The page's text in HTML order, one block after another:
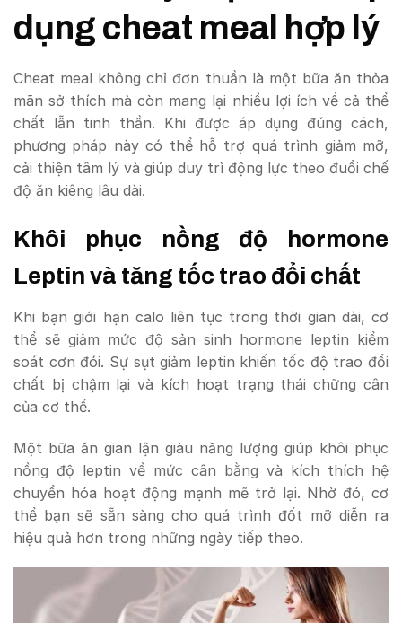
dụng cheat meal hợp lý
Cheat meal không chỉ đơn thuần là một bữa ăn thỏa
mãn sở thích mà còn mang lại nhiều lợi ích về cả thể
chất lẫn tinh thần. Khi được áp dụng đúng cách,
phương pháp này có thể hỗ trợ quá trình giảm mỡ,
cải thiện tâm lý và giúp duy trì động lực theo đuổi chế
độ ăn kiêng lâu dài.
Khôi phục nồng độ hormone
Leptin và tăng tốc trao đổi chất
Khi bạn giới hạn calo liên tục trong thời gian dài, cơ
thể sẽ giảm mức độ sản sinh hormone leptin kiểm
soát cơn đói. Sự sụt giảm leptin khiến tốc độ trao đổi
chất bị chậm lại và kích hoạt trạng thái chững cân
của cơ thể.
Một bữa ăn gian lận giàu năng lượng giúp khôi phục
nồng độ leptin về mức cân bằng và kích thích hệ
chuyển hóa hoạt động mạnh mẽ trở lại. Nhờ đó, cơ
thể bạn sẽ sẵn sàng cho quá trình đốt mỡ diễn ra
hiệu quả hơn trong những ngày tiếp theo.